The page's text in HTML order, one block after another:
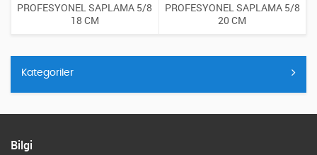
PROFESYONEL SAPLAMA 5/8
18 CM
PROFESYONEL SAPLAMA 5/8
20 CM
Kategoriler
Bilgi